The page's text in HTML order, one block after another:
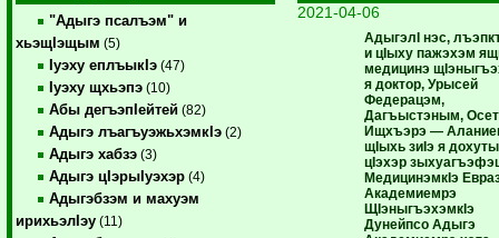
"Адыгэ псалъэм" и
хьэщIэщым (5)
Iуэху еплъыкIэ (47)
Iуэху щхьэпэ (10)
Абы дегъэпIейтей (82)
Адыгэ лъагъуэжьхэмкIэ (2)
Адыгэ хабзэ (3)
Адыгэ цIэрыIуэхэр (4)
Адыгэбзэм и махуэм
ирихьэлIэу (11)
2021-04-06
АдыгэлI нэс,
и цIыху пажэхэм
медицинэ
я доктор, Урысей
Федерацэм,
Дагъыстэным,
Ищхъэрэ —
щIыхь зиIэ я
цIэхэр
МедицинэмкIэ
Академиемрэ
ЩIэныгъэхэмкIэ
Дунейпсо Адыгэ